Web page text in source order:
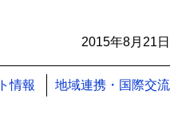
2015年8月21日
情報 地域連携・国際交流